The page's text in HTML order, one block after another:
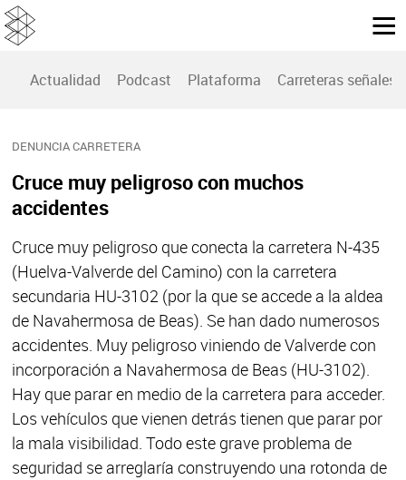
Actualidad Podcast Plataforma Carreteras señales
DENUNCIA CARRETERA
Cruce muy peligroso con muchos
accidentes
Cruce muy peligroso que conecta la carretera N-435
(Huelva-Valverde del Camino) con la carretera
secundaria HU-3102 (por la que se accede a la aldea
de Navahermosa de Beas). Se han dado numerosos
accidentes. Muy peligroso viniendo de Valverde con
incorporación a Navahermosa de Beas (HU-3102).
Hay que parar en medio de la carretera para acceder.
Los vehículos que vienen detrás tienen que parar por
la mala visibilidad. Todo este grave problema de
seguridad se arreglaría construyendo una rotonda de